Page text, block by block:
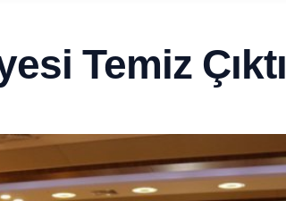
Temiz Çıktı